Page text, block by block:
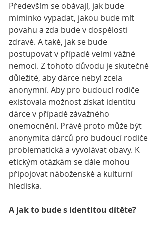
Především se obávají, jak bude
miminko vypadat, jakou bude mít
povahu a zda bude v dospělosti
zdravé. A také, jak se bude
postupovat v případě velmi vážné
nemoci. Z tohoto důvodu je skutečně
důležité, aby dárce nebyl zcela
anonymní. Aby pro budoucí rodiče
existovala možnost získat identitu
dárce v případě závažného
onemocnění. Právě proto může být
anonymita dárců pro budoucí rodiče
problematická a vyvolávat obavy. K
etickým otázkám se dále mohou
připojovat náboženské a kulturní
hlediska.
A jak to bude s identitou dítěte?